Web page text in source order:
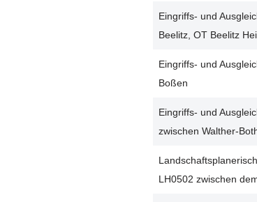
Eingriffs- und
Beelitz, OT Beelitz
Eingriffs- und
Boßen
Eingriffs- und
zwischen Walther-
LH0502 zwischen